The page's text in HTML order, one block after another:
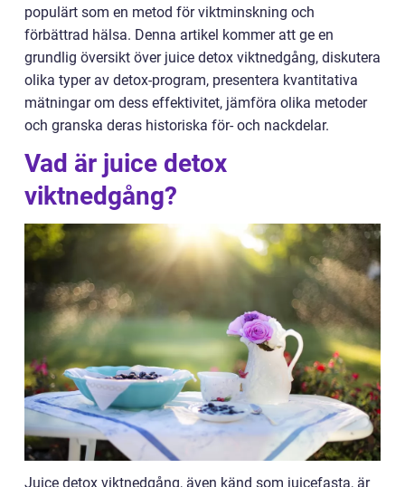
populärt som en metod för viktminskning och
förbättrad hälsa. Denna artikel kommer att ge en
grundlig översikt över juice detox viktnedgång, diskutera
olika typer av detox-program, presentera kvantitativa
mätningar om dess effektivitet, jämföra olika metoder
och granska deras historiska för- och nackdelar.
Vad är juice detox
viktnedgång?
Juice detox viktnedgång, även känd som juicefasta, är